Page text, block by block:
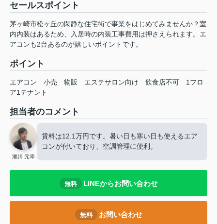
セールスポイント
茅ヶ崎市松ヶ丘の閑静な住宅街で事業をはじめてみませんか？室
内内装はあるため、入居時の内装工事費用は押さえられます。エ
アコンも2台あるのが嬉しいポイントです。
ポイント
エアコン 小売 物販 エステサロン向け 飲食店不可
1フロ
ア1テナント
担当者のコメント
瀨川 元幸
賃料は12.1万円です。暑い日も寒い日も使えるエア
コンが付いており、空調管理に便利。
無料 LINEからお問い合わせ
無料 お問い合わせ